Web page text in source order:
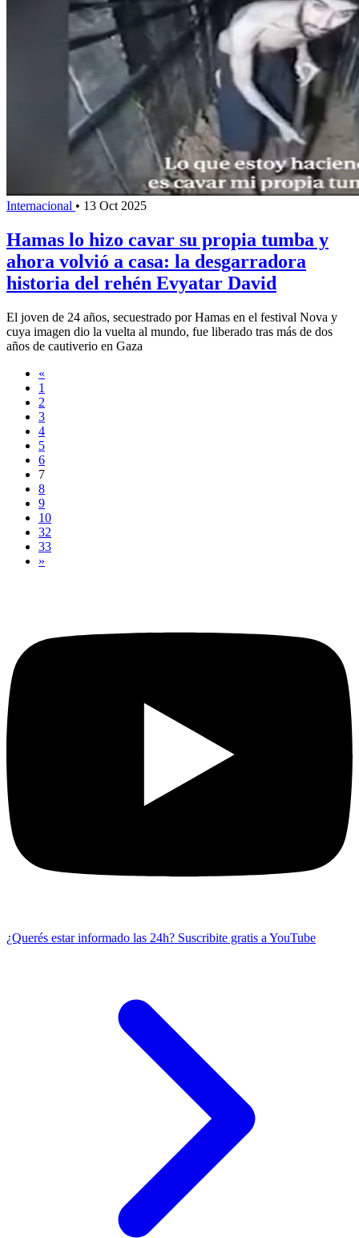
Internacional • 13 Oct 2025
Hamas lo hizo cavar su propia tumba y
ahora volvió a casa: la desgarradora
historia del rehén Evyatar David
El joven de 24 años, secuestrado por Hamas en el festival Nova y
cuya imagen dio la vuelta al mundo, fue liberado tras más de dos
años de cautiverio en Gaza
«
1
2
3
4
5
6
7
8
9
10
32
33
»
¿Querés estar informado las 24h? Suscribite gratis a YouTube